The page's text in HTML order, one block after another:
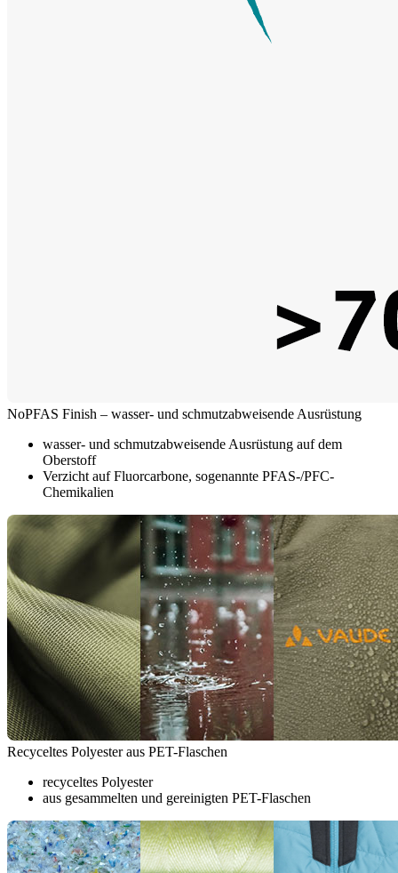
NoPFAS Finish – wasser- und schmutzabweisende Ausrüstung
wasser- und schmutzabweisende Ausrüstung auf dem
Oberstoff
Verzicht auf Fluorcarbone, sogenannte PFAS-/PFC-
Chemikalien
Recyceltes Polyester aus PET-Flaschen
recyceltes Polyester
aus gesammelten und gereinigten PET-Flaschen